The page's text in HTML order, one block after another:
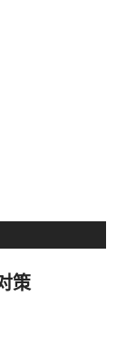
策